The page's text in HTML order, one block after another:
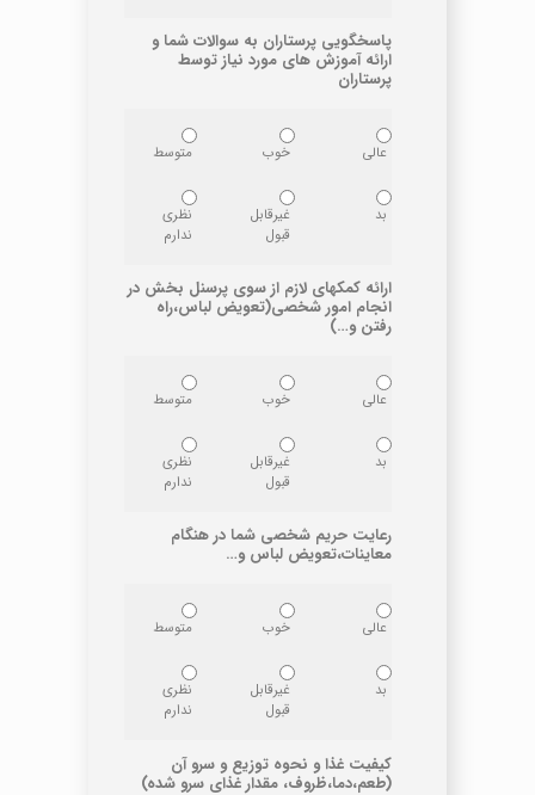
پاسخگویی پرستاران به سوالات شما و
ارائه آموزش های مورد نیاز توسط
پرستاران
عالی خوب متوسط
بد
غیرقابل
قبول
نظری
ندارم
ارائه کمکهای لازم از سوی پرسنل بخش در
انجام امور شخصی(تعویض لباس،راه
رفتن و…)
عالی خوب متوسط
بد
غیرقابل
قبول
نظری
ندارم
رعایت حریم شخصی شما در هنگام
معاینات،تعویض لباس و…
عالی خوب متوسط
بد
غیرقابل
قبول
نظری
ندارم
کیفیت غذا و نحوه توزیع و سرو آن
(طعم،دما،ظروف، مقدار غذای سرو شده)